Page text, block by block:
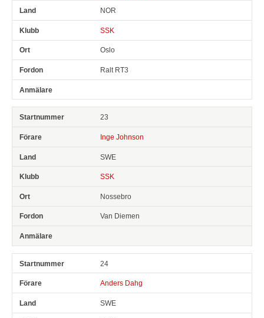
NOR
SSK
Oslo
Ralt RT3
23
Inge Johnson
SWE
SSK
Nossebro
Van Diemen
24
Anders Dahg
SWE